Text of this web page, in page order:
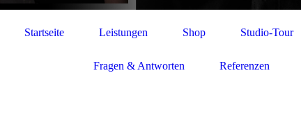
Startseite Leistungen Shop Studio-Tour
Fragen & Antworten Referenzen